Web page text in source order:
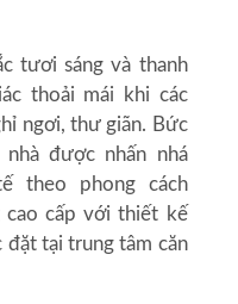
tươi sáng và thanh
thoải mái khi các
ngơi, thư giãn. Bức
được nhấn nhá
theo phong cách
cao cấp với thiết kế
tại trung tâm căn